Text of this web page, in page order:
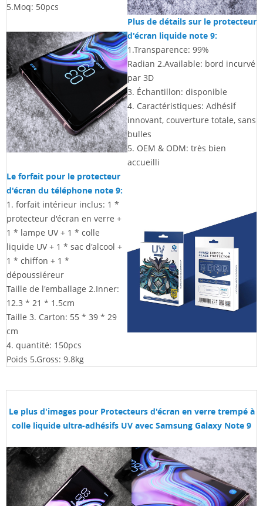
5.Moq: 50pcs
Plus de détails sur le protecteur
d'écran liquide note 9:
1.Transparence: 99%
Radian 2.Available: bord incurvé
par 3D
3. Échantillon: disponible
4. Caractéristiques: Adhésif
innovant, couverture totale, sans
bulles
5. OEM & ODM: très bien
accueilli
Le forfait pour le protecteur
d'écran du téléphone note 9:
1. forfait intérieur inclus: 1 *
protecteur d'écran en verre +
1 * lampe UV + 1 * colle
liquide UV + 1 * sac d'alcool +
1 * chiffon + 1 *
dépoussiéreur
Taille de l'emballage 2.Inner:
12.3 * 21 * 1.5cm
Taille 3. Carton: 55 * 39 * 29
cm
4. quantité: 150pcs
Poids 5.Gross: 9.8kg
Le plus d'images pourProtecteurs d'écran en verre trempé à
colle liquide ultra-adhésifs UV avec Samsung Galaxy Note 9